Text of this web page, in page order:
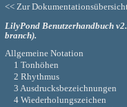
<< Zur
LilyPond Benutzerhandbuch
branch).
Allgemeine Notation
1 Tonhöhen
2 Rhythmus
3 Ausdrucksbezeichnungen
4 Wiederholungszeichen